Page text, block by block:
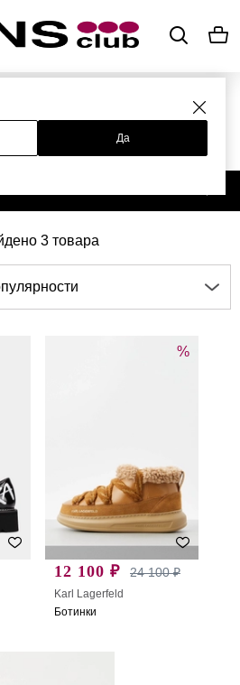
Да
3 товара
%
12 100 ₽ 24 100 ₽
Karl Lagerfeld
Ботинки